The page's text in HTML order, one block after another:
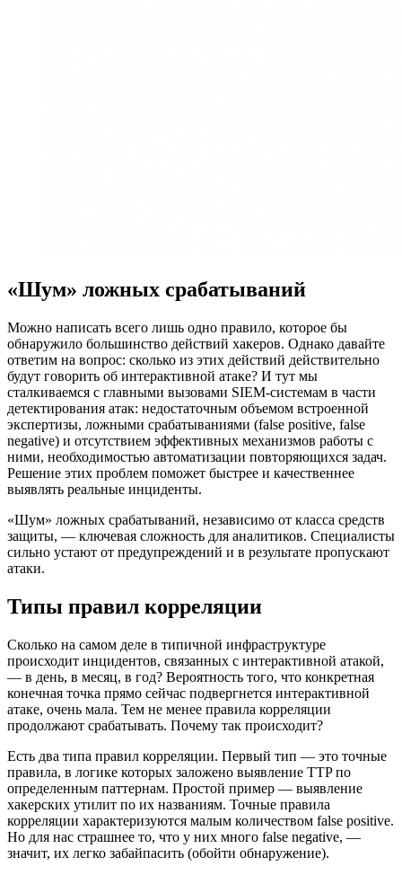
«Шум» ложных срабатываний
Можно написать всего лишь одно правило, которое бы
обнаружило большинство действий хакеров. Однако давайте
ответим на вопрос: сколько из этих действий действительно
будут говорить об интерактивной атаке? И тут мы
сталкиваемся с главными вызовами SIEM-системам в части
детектирования атак: недостаточным объемом встроенной
экспертизы, ложными срабатываниями (false positive, false
negative) и отсутствием эффективных механизмов работы с
ними, необходимостью автоматизации повторяющихся задач.
Решение этих проблем поможет быстрее и качественнее
выявлять реальные инциденты.
«Шум» ложных срабатываний, независимо от класса средств
защиты, — ключевая сложность для аналитиков. Специалисты
сильно устают от предупреждений и в результате пропускают
атаки.
Типы правил корреляции
Сколько на самом деле в типичной инфраструктуре
происходит инцидентов, связанных с интерактивной атакой,
— в день, в месяц, в год? Вероятность того, что конкретная
конечная точка прямо сейчас подвергнется интерактивной
атаке, очень мала. Тем не менее правила корреляции
продолжают срабатывать. Почему так происходит?
Есть два типа правил корреляции. Первый тип — это точные
правила, в логике которых заложено выявление TTP по
определенным паттернам. Простой пример — выявление
хакерских утилит по их названиям. Точные правила
корреляции характеризуются малым количеством false positive.
Но для нас страшнее то, что у них много false negative, —
значит, их легко забайпасить (обойти обнаружение).